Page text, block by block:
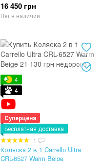
16 450 грн
Нет в наличии
4
4
Суперцена
Бесплатная доставка
1
Коляска 2 в 1 Carrello Ultra
CRL-6527 Warm Beige